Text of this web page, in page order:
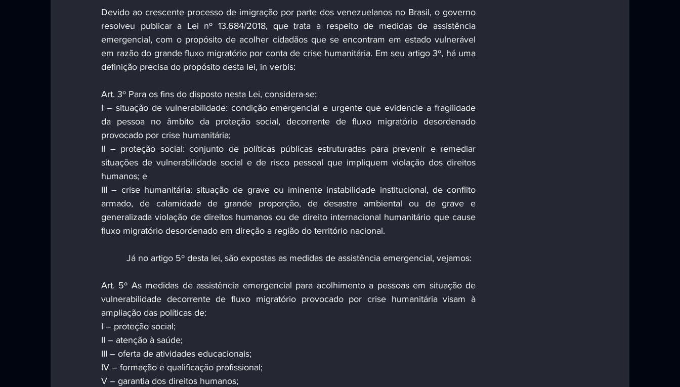
Devido ao crescente processo de imigração por parte dos venezuelanos no Brasil, o governo
resolveu publicar a Lei nº 13.684/2018, que trata a respeito de medidas de assistência
emergencial, com o propósito de acolher cidadãos que se encontram em estado vulnerável
em razão do grande fluxo migratório por conta de crise humanitária. Em seu artigo 3º, há uma
definição precisa do propósito desta lei, in verbis:
Art. 3º Para os fins do disposto nesta Lei, considera-se:
I – situação de vulnerabilidade: condição emergencial e urgente que evidencie a fragilidade
da pessoa no âmbito da proteção social, decorrente de fluxo migratório desordenado
provocado por crise humanitária;
II – proteção social: conjunto de políticas públicas estruturadas para prevenir e remediar
situações de vulnerabilidade social e de risco pessoal que impliquem violação dos direitos
humanos; e
III – crise humanitária: situação de grave ou iminente instabilidade institucional, de conflito
armado, de calamidade de grande proporção, de desastre ambiental ou de grave e
generalizada violação de direitos humanos ou de direito internacional humanitário que cause
fluxo migratório desordenado em direção a região do território nacional.
          Já no artigo 5º desta lei, são expostas as medidas de assistência emergencial, vejamos:
Art. 5º As medidas de assistência emergencial para acolhimento a pessoas em situação de
vulnerabilidade decorrente de fluxo migratório provocado por crise humanitária visam à
ampliação das políticas de:
I – proteção social;
II – atenção à saúde;
III – oferta de atividades educacionais;
IV – formação e qualificação profissional;
V – garantia dos direitos humanos;